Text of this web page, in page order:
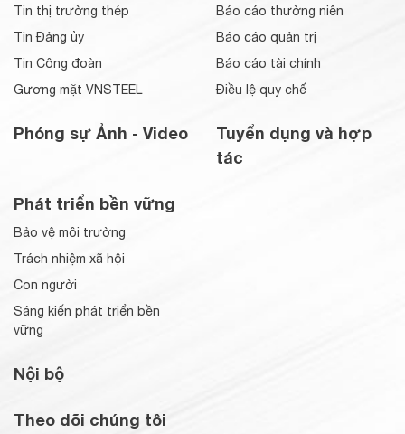
Tin thị trường thép
Tin Đảng ủy
Tin Công đoàn
Gương mặt VNSTEEL
Phóng sự Ảnh - Video
Báo cáo thường niên
Báo cáo quản trị
Báo cáo tài chính
Điều lệ quy chế
Tuyển dụng và hợp
tác
Phát triển bền vững
Bảo vệ môi trường
Trách nhiệm xã hội
Con người
Sáng kiến phát triển bền
vững
Nội bộ
Theo dõi chúng tôi